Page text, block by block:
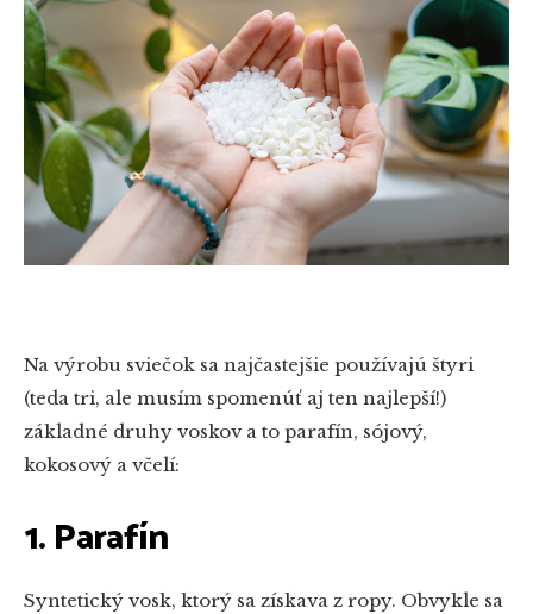
Na výrobu sviečok sa najčastejšie používajú štyri
(teda tri, ale musím spomenúť aj ten najlepší!)
základné druhy voskov a to parafín, sójový,
kokosový a včelí:
1. Parafín
Syntetický vosk, ktorý sa získava z ropy. Obvykle sa